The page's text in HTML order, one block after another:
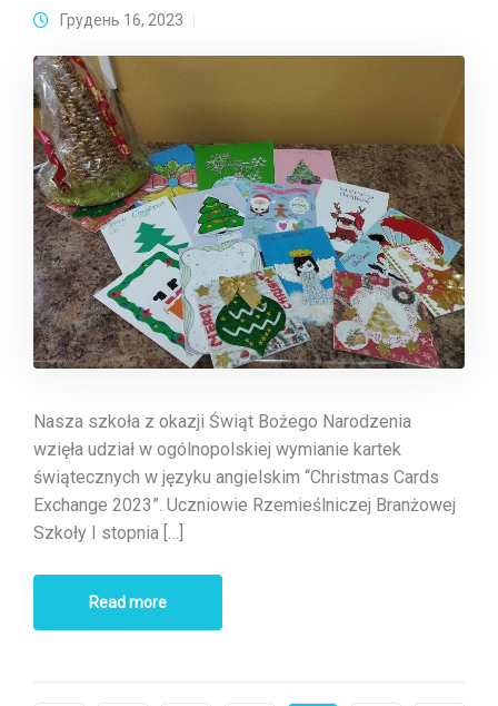
Грудень 16, 2023
Nasza szkoła z okazji Świąt Bożego Narodzenia
wzięła udział w ogólnopolskiej wymianie kartek
świątecznych w języku angielskim “Christmas Cards
Exchange 2023”. Uczniowie Rzemieślniczej Branżowej
Szkoły I stopnia […]
Read more